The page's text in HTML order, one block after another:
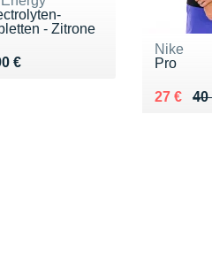
- Zitrone
€9.90 €
Nike
Pro
40
Au lieu
27 €
Vendu